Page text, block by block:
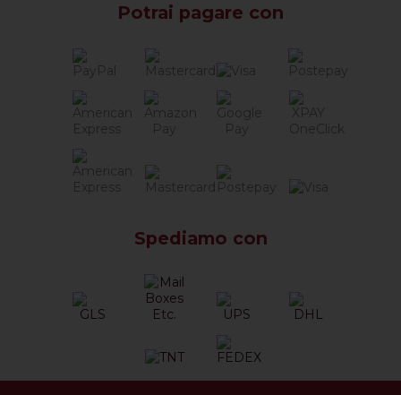
Potrai pagare con
Spediamo con